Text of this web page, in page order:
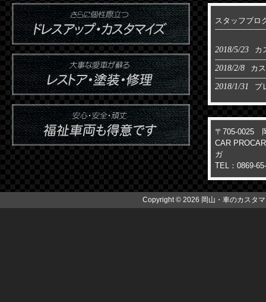
スタッフブロ
2018/5/23 カ
2018/2/8 カ
2018/1/31 プ
〒705-0025
CAR
ガ
TEL：0869-
Copyright © 2026 岡山・車のカスタ